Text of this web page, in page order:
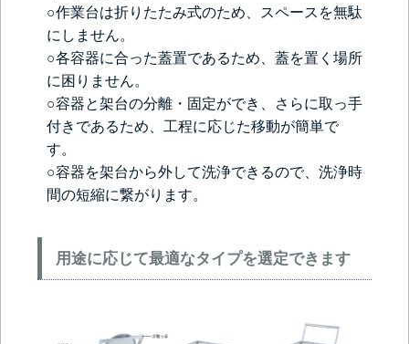
○作業台は折りたたみ式のため、スペースを無駄
にしません。
○各容器に合った蓋置であるため、蓋を置く場所
に困りません。
○容器と架台の分離・固定ができ、さらに取っ手
付きであるため、工程に応じた移動が簡単で
す。
○容器を架台から外して洗浄できるので、洗浄時
間の短縮に繋がります。
用途に応じて最適なタイプを選定できます